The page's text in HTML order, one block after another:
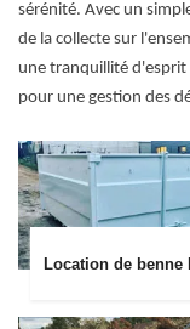
sérénité. Avec un
de la collecte sur
une tranquillité d'esprit
pour une gestion des
Location de benne